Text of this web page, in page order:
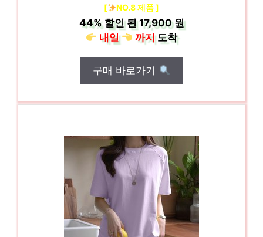
[ NO.8 제품 ]
44%할인 된17,900 원
내일
까지도착
구매 바로가기